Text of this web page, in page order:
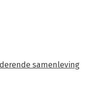
samenleving